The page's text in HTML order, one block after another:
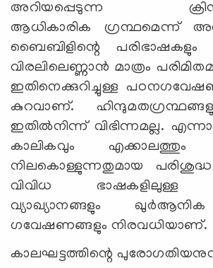
അറിയപ്പെടുന്ന
ആധികാരിക ഗ്രന്ഥമെന്ന്‌
ബൈബിളിന്റെ പരിഭാഷകളും
വിരലിലെണ്ണാന്‍ മാത്രം
ഇതിനെക്കുറിച്ചുള്ള
കുറവാണ്‌.
ഇതില്‍നിന്ന്‌ വിഭിന്നമല്ല.
കാലികവും എക്കാലത്തും
നിലകൊള്ളുന്നതുമായ
വിവിധ ഭാഷകളിലുള്ള
വ്യാഖ്യാനങ്ങളും
ഗവേഷണങ്ങളും നിരവധിയാണ്‌.
കാലഘട്ടത്തിന്റെ